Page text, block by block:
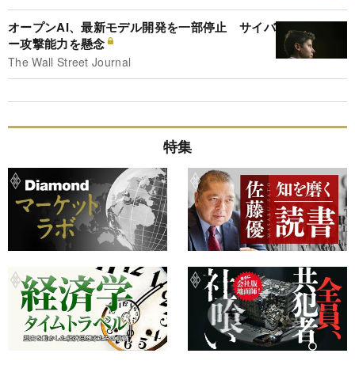
オープンAI、最新モデル開発を一部停止 サイバ
ー攻撃能力を懸念
The Wall Street Journal
特集